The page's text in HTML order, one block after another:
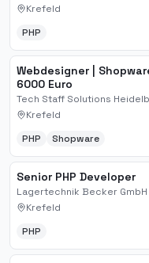
Krefeld
PHP
Webdesigner |
6000 Euro
Tech Staff Solutions
Krefeld
PHP Shopware
Senior PHP Developer
Lagertechnik Becker GmbH
Krefeld
PHP